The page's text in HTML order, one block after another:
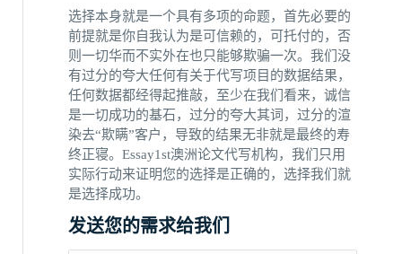
选择本身就是一个具有多项的命题，首先必要的
前提就是你自我认为是可信赖的，可托付的，否
则一切华而不实外在也只能够欺骗一次。我们没
有过分的夸大任何有关于代写项目的数据结果，
任何数据都经得起推敲，至少在我们看来，诚信
是一切成功的基石，过分的夸大其词，过分的渲
染去“欺瞒”客户，导致的结果无非就是最终的寿
终正寝。Essay1st澳洲论文代写机构，我们只用
实际行动来证明您的选择是正确的，选择我们就
是选择成功。
发送您的需求给我们